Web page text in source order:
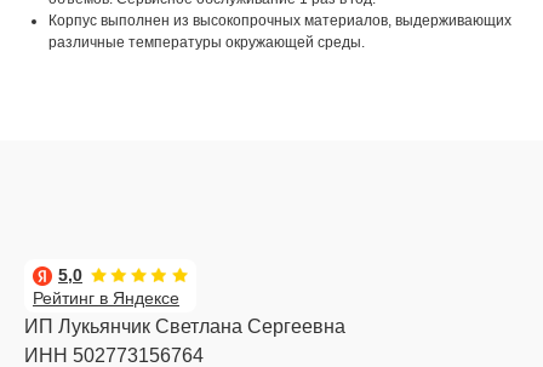
Корпус выполнен из высокопрочных материалов, выдерживающих
различные температуры окружающей среды.
Рейтинг в Яндексе
5,0
ИП Лукьянчик Светлана Сергеевна
ИНН 502773156764